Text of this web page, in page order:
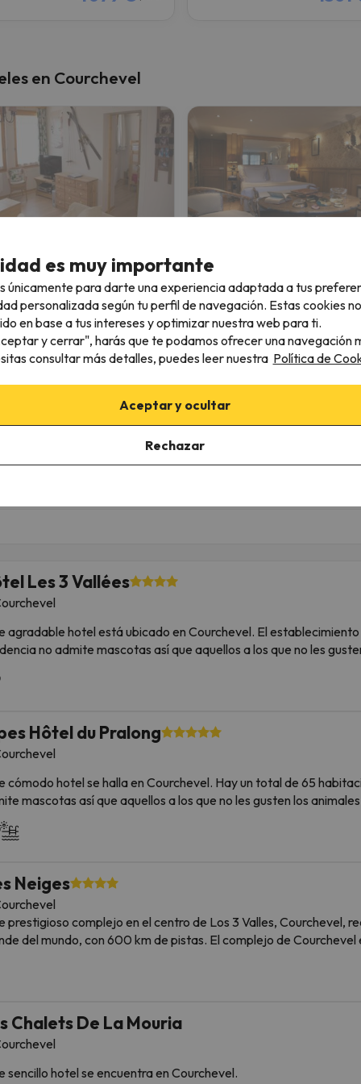
en Courchevel
al 19/12/26(7 noches)
forfait enCourchevel
743 €/pers.
Courchevel
8.8 88 opiniones
11/12/26 al 13/12/26 (2 noches)
2 días de forfait enCourchevel
Les 3 Vallées
agradable hotel está ubicado en Courchevel. El
no admite mascotas así que aquellos a los que no les
Hôtel du Pralong
cómodo hotel se halla en Courchevel. Hay un total de 65
mascotas así que aquellos a los que no les gusten los
Neiges
prestigioso complejo en el centro de Los 3 Valles, Courchevel,
del mundo, con 600 km de pistas. El complejo de
y piedra se combinan armoniosamente con su entorno.
las expectativas. La estación de trenes se encuentra a unos
y el aeropuerto internacional de Cointrin están situados
así como con su salón acogedor con piano bar y
48 habitaciones, vestíbulo con recepción 24 horas, caja fuerte,
adicional, los huéspedes tienen a su disposición servicio de
Chalets De La Mouria
sencillo hotel se encuentra en Courchevel.
es muy importante
únicamente para darte una experiencia adaptada a tus
personalizada según tu perfil de navegación. Estas cookies
en base a tus intereses y optimizar nuestra web para ti.
y cerrar", harás que te podamos ofrecer una navegación
consultar más detalles, puedes leer nuestra Política de
Aceptar y ocultar
Rechazar